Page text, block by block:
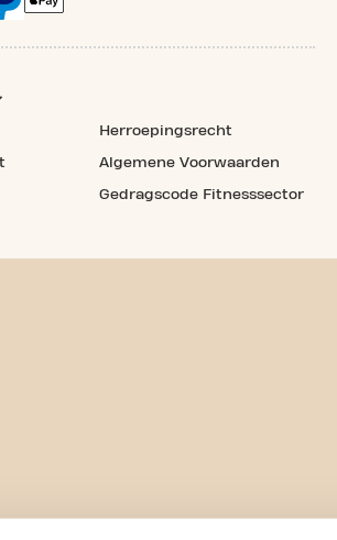
Herroepingsrecht
Algemene Voorwaarden
Gedragscode Fitnesssector